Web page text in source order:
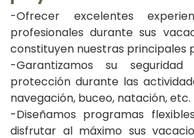
-Ofrecer excelentes
profesionales durante sus
constituyen nuestras principales
-Garantizamos su
protección durante las
navegación, buceo, natación, etc.
-Diseñamos programas
disfrutar al máximo sus